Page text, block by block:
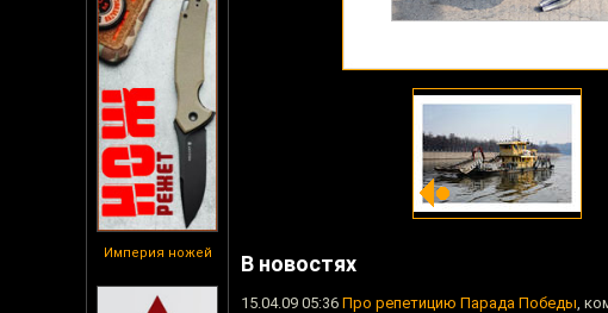
Империя ножей В новостях
15.04.09 05:36 Про репетицию Парада Победы,